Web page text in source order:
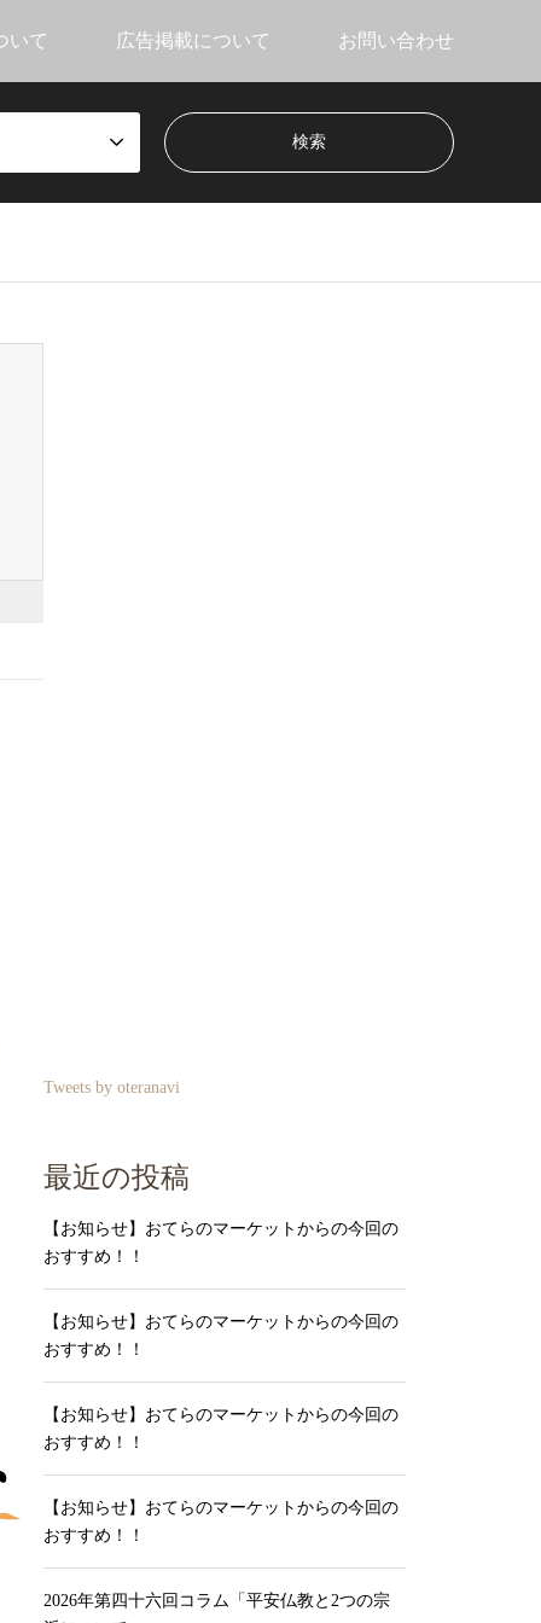
いて 広告掲載について お問い合わせ
Tweets by oteranavi
最近の投稿
【お知らせ】おてらのマーケットからの今回の
おすすめ！！
【お知らせ】おてらのマーケットからの今回の
おすすめ！！
【お知らせ】おてらのマーケットからの今回の
おすすめ！！
【お知らせ】おてらのマーケットからの今回の
おすすめ！！
2026年第四十六回コラム「平安仏教と2つの宗